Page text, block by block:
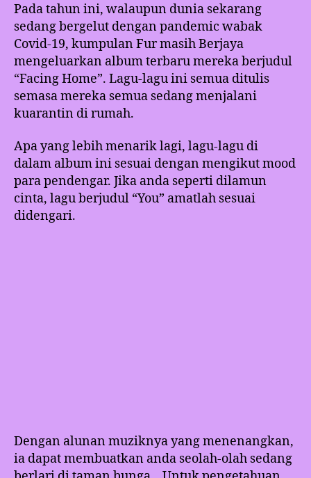
Pada tahun ini, walaupun dunia sekarang
sedang bergelut dengan pandemic wabak
Covid-19, kumpulan Fur masih Berjaya
mengeluarkan album terbaru mereka berjudul
“Facing Home”. Lagu-lagu ini semua ditulis
semasa mereka semua sedang menjalani
kuarantin di rumah.
Apa yang lebih menarik lagi, lagu-lagu di
dalam album ini sesuai dengan mengikut mood
para pendengar. Jika anda seperti dilamun
cinta, lagu berjudul “You” amatlah sesuai
didengari.
Dengan alunan muziknya yang menenangkan,
ia dapat membuatkan anda seolah-olah sedang